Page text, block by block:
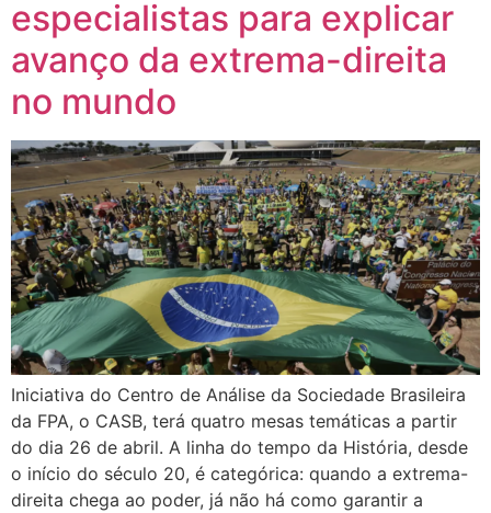
especialistas para explicar
avanço da extrema-direita
no mundo
Iniciativa do Centro de Análise da Sociedade Brasileira
da FPA, o CASB, terá quatro mesas temáticas a partir
do dia 26 de abril. A linha do tempo da História, desde
o início do século 20, é categórica: quando a extrema-
direita chega ao poder, já não há como garantir a